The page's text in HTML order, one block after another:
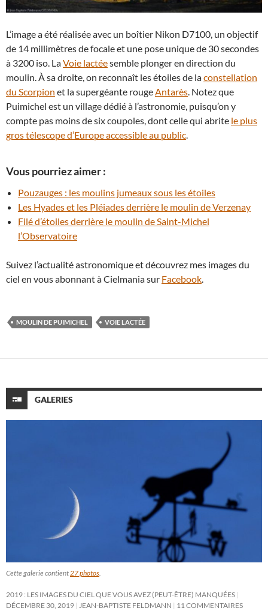
L’image a été réalisée avec un boîtier Nikon D7100, un objectif
de 14 millimètres de focale et une pose unique de 30 secondes
à 3200 iso. LaVoie lactéesemble plonger en direction du
moulin. À sa droite, on reconnaît les étoiles de laconstellation
du Scorpion et la supergéante rouge Antarès . Notez que
Puimichel est un village dédié à l’astronomie, puisqu’on y
compte pas moins de six coupoles, dont celle qui abrite le plus
gros télescope d’Europe accessible au public
Vous pourriez aimer :
Pouzauges : les moulins jumeaux sous les étoiles
Les Hyades et les Pléiades derrière le moulin de Verzenay
Filé d’étoiles derrière le moulin de Saint-Michel
l’Observatoire
Suivez l’actualité astronomique et découvrez mes images du
ciel en vous abonnant à Cielmania sur Facebook
MOULIN DE PUIMICHEL VOIE LACTÉE
GALERIES
Cette galerie contient 27 photos
2019 : LES IMAGES DU CIEL QUE VOUS AVEZ (PEUT-ÊTRE) MANQUÉES
DÉCEMBRE 30, 2019
JEAN-BAPTISTE FELDMANN 11 COMMENTAIRES